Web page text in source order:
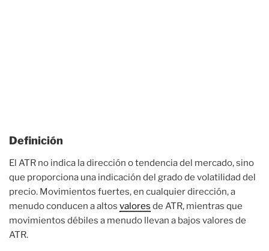
Definición
El ATR no indica la dirección o tendencia del mercado, sino
que proporciona una indicación del grado de volatilidad del
precio. Movimientos fuertes, en cualquier dirección, a
menudo conducen a altos valores de ATR, mientras que
movimientos débiles a menudo llevan a bajos valores de
ATR.